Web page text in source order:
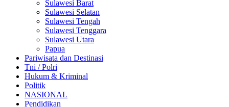
Sulawesi Barat
Sulawesi Selatan
Sulawesi Tengah
Sulawesi Tenggara
Sulawesi Utara
Papua
Pariwisata dan Destinasi
Tni / Polri
Hukum & Kriminal
Politik
NASIONAL
Pendidikan